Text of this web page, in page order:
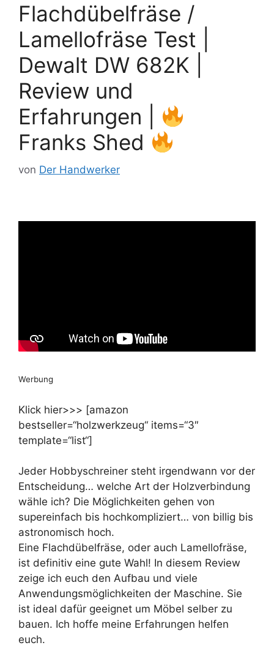
Flachdübelfräse /
Lamellofräse Test |
Dewalt DW 682K |
Review und
Erfahrungen |
Franks Shed
von Der Handwerker
Werbung
Klick hier>>> [amazon
bestseller=“holzwerkzeug“ items=“3″
template=“list“]
Jeder Hobbyschreiner steht irgendwann vor der
Entscheidung… welche Art der Holzverbindung
wähle ich? Die Möglichkeiten gehen von
supereinfach bis hochkompliziert… von billig bis
astronomisch hoch.
Eine Flachdübelfräse, oder auch Lamellofräse,
ist definitiv eine gute Wahl! In diesem Review
zeige ich euch den Aufbau und viele
Anwendungsmöglichkeiten der Maschine. Sie
ist ideal dafür geeignet um Möbel selber zu
bauen. Ich hoffe meine Erfahrungen helfen
euch.